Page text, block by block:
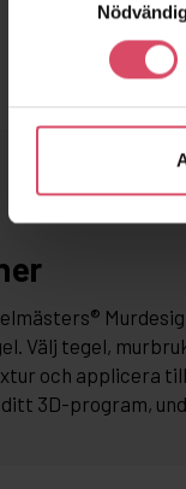
Välj tegel,
och applicera
3D-program,